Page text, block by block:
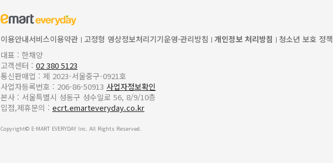
이용안내서비스이용약관 고정형 영상정보처리기기운영·관리방침 개인정보 처리방침
청소년 보호 정책
대표 : 한채양
고객센터 : 02 380 5123
통신판매업 : 제 2023-서울중구-0921호
사업자등록번호 : 206-86-50913 사업자정보확인
본사 : 서울특별시 성동구 성수일로 56, 8/9/10층
입점,제휴문의 : ecrt.emarteveryday.co.kr
Copyright© E-MART EVERYDAY Inc. All Rights Reserved.